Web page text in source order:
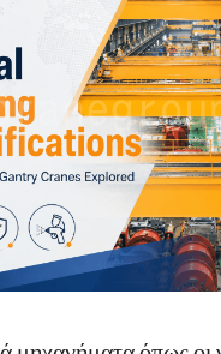
προτύπων ISO (ISO
Πρότυπα (GB/T
2021)
Προτύπων Επικάλυψης
ASME της Βόρειας
πρότυπο (JIS K 5600,